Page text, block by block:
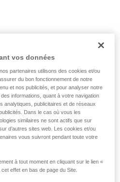
vos données
partenaires utilisons des cookies et/ou
du bon fonctionnement de notre
et nos publicités, et pour analyser notre
informations, quant à votre navigation
analytiques, publicitaires et de réseaux
Dans le cas où vous les
similaires ne sont actifs que sur
d’autres sites web. Les cookies et/ou
vous suivront pendant toute votre
à tout moment en cliquant sur le lien «
effet en bas de page du Site.